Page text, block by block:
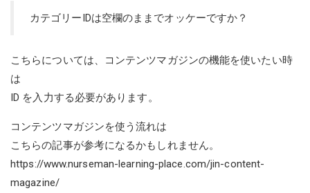
カテゴリーIDは空欄のままでオッケーですか？
こちらについては、コンテンツマガジンの機能を使いたい時
は
ID を入力する必要があります。
コンテンツマガジンを使う流れは
こちらの記事が参考になるかもしれません。
https://www.nurseman-learning-place.com/jin-content-
magazine/